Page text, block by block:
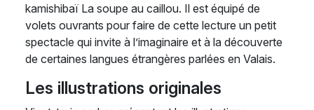
kamishibaï La soupe au caillou. Il est équipé de
volets ouvrants pour faire de cette lecture un petit
spectacle qui invite à l’imaginaire et à la découverte
de certaines langues étrangères parlées en Valais.
Les illustrations originales